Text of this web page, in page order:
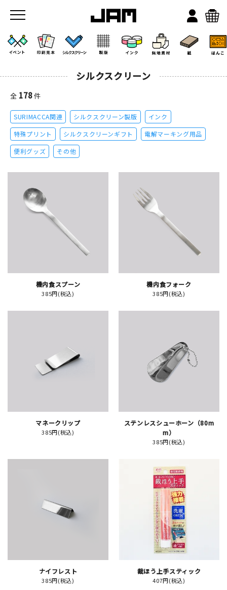
JAMのこと
お店/ワークスペース
印刷見本
シルクスクリーン
おすすめ特集
シルクスクリーン
全 178件
SURIMACCA関連 シルクスクリーン製版
インク
特殊プリント
シルクスクリーンギフト
電解マーキング用品
便利グッズ
その他
機内食スプーン
385円(税込)
機内食フォーク
385円(税込)
マネークリップ
385円(税込)
ステンレスシューホーン（80m
m）
385円(税込)
ナイフレスト
385円(税込)
裁ほう上手スティック
407円(税込)